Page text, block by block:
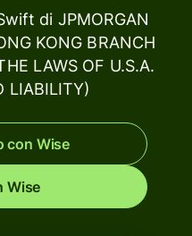
di JPMORGAN
KONG BRANCH
LAWS OF U.S.A.
LIABILITY)
con Wise
Wise